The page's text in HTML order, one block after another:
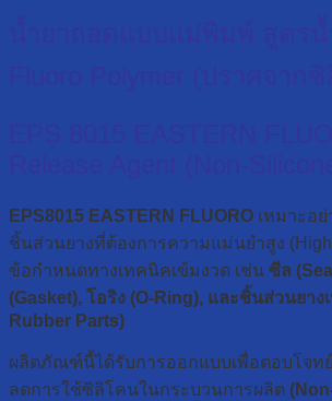
EPS8015 EASTERN FLUORO เหมาะอ
ชิ้นส่วนยางที่ต้องการความแม่นยำสูง
ข้อกำหนดทางเทคนิคเข้มงวด เช่น ซีล
(Gasket), โอริง (O-Ring), และชิ้นส่วนยาง
Rubber Parts)
ผลิตภัณฑ์นี้ได้รับการออกแบบเพื่อตอบโจท
ลดการใช้ซิลิโคนในกระบวนการผลิต